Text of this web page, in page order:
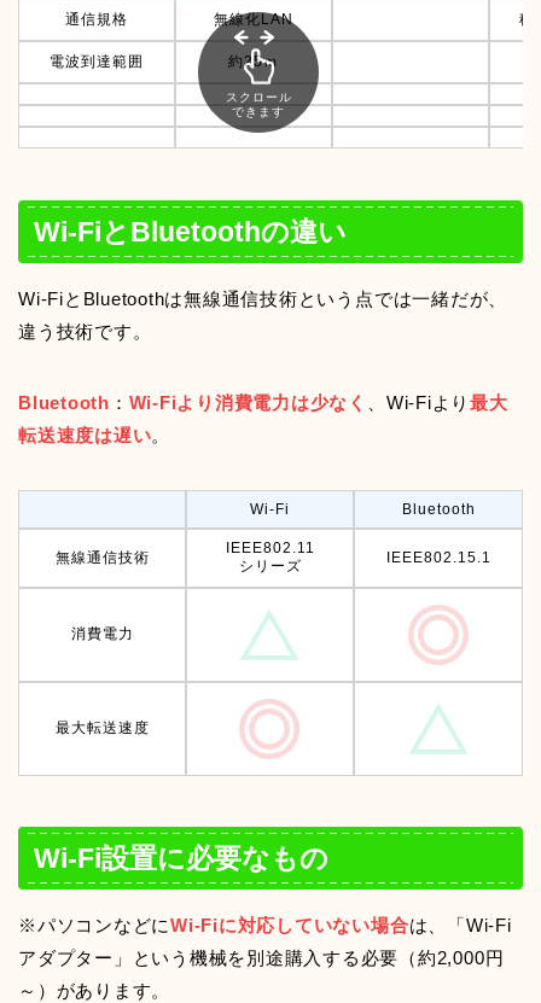
通信規格 無線化LAN 移
電波到達範囲 約25ｍ
スクロール
できます
Wi-FiとBluetoothの違い
Wi-FiとBluetoothは無線通信技術という点では一緒だが、
違う技術です。
Bluetooth ： Wi-Fiより消費電力は少なく 、Wi-Fiより最大
転送速度は遅い。
Wi-Fi Bluetooth
無線通信技術
IEEE802.11
シリーズ
IEEE802.15.1
消費電力
最大転送速度
Wi-Fi設置に必要なもの
※パソコンなどにWi-Fiに対応していない場合は、「Wi-Fi
アダプター」という機械を別途購入する必要（約2,000円
～）があります。